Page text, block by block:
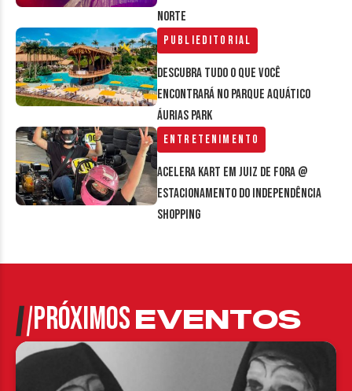
Norte
Publieditorial
Descubra tudo o que você
encontrará no parque aquático
Áurias Park
Entretenimento
Acelera Kart em Juiz de Fora @
estacionamento do Independência
Shopping
PRÓXIMOSEVENTOS